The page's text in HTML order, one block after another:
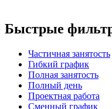
Быстрые
Частичная занятость
Гибкий график
Полная занятость
Полный день
Проектная работа
Сменный график